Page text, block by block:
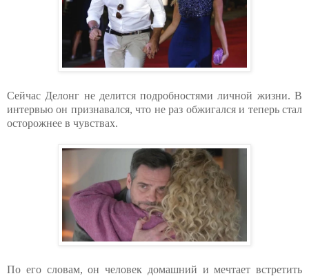
Сейчас Делонг не делится подробностями личной жизни. В
интервью он признавался, что не раз обжигался и теперь стал
осторожнее в чувствах.
По его словам, он человек домашний и мечтает встретить